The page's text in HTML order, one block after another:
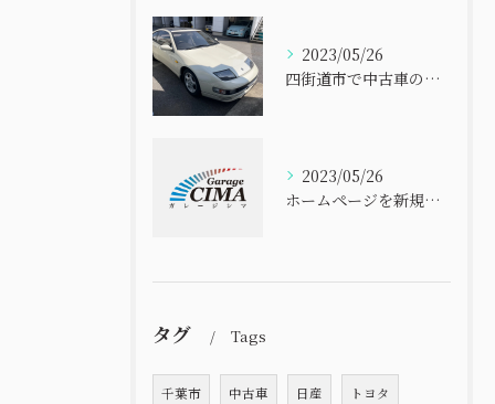
2023/05/26
四街道市で中古車の買取ならお任せ下さい
2023/05/26
ホームページを新規に開設いたしました。
タグ Tags
千葉市 中古車 日産 トヨタ